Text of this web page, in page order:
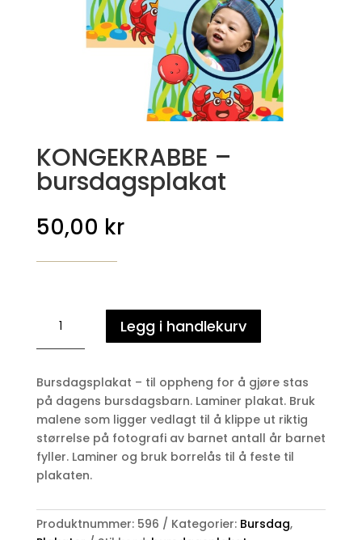
KONGEKRABBE –
bursdagsplakat
50,00 kr
KONGEKRABBE
bursdagsplakat
Legg i handlekurv
Bursdagsplakat – til oppheng for å gjøre stas
på dagens bursdagsbarn. Laminer plakat. Bruk
malene som ligger vedlagt til å klippe ut riktig
størrelse på fotografi av barnet antall år barnet
fyller. Laminer og bruk borrelås til å feste til
plakaten.
Produktnummer: 596 Kategorier: Bursdag,